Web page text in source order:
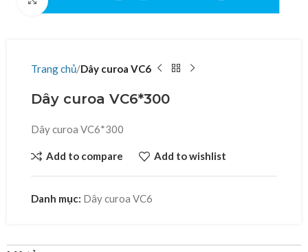
Trang chủ Dây curoa VC6
Dây curoa VC6*300
Dây curoa VC6*300
Add to compare Add to wishlist
Danh mục: Dây curoa VC6